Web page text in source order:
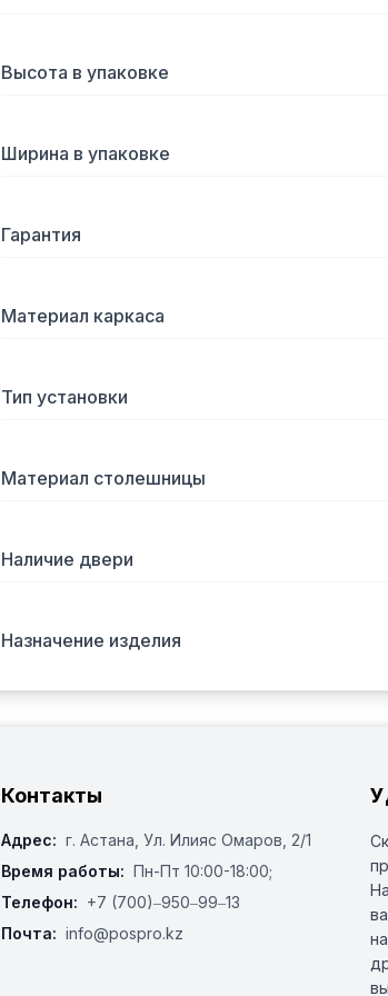
Высота в упаковке
Ширина в упаковке
Гарантия
Материал каркаса
Тип установки
Материал столешницы
Наличие двери
Назначение изделия
Контакты
Адрес: г. Астана, ​Ул. Илияс Омаров, 2/1
Время работы: Пн-Пт 10:00-18:00;
Телефон: +7 (700)‒950‒99‒13
Почта: info@pospro.kz